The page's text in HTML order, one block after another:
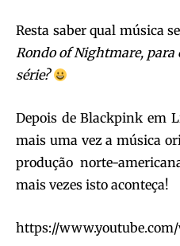
Resta saber qual música
Rondo of Nightmare,
série?
Depois de Blackpink em
mais uma vez a música
produção norte-
mais vezes isto aconteça!
https://